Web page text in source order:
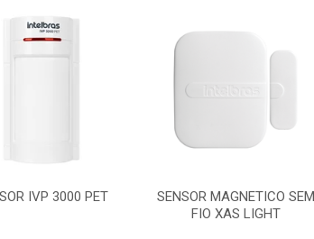
IVP 3000 PET
SENSOR MAGNETICO SEM
FIO XAS LIGHT